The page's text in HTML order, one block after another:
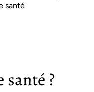
santé
?